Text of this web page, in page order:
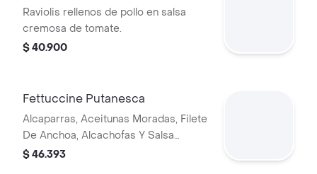
Raviolis rellenos de pollo en salsa
cremosa de tomate.
$ 40.900
Fettuccine Putanesca
Alcaparras, Aceitunas Moradas, Filete
De Anchoa, Alcachofas Y Salsa
Napolitana.
$ 46.393